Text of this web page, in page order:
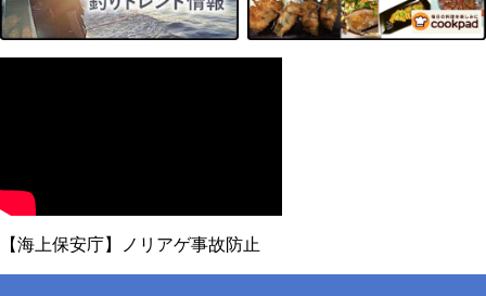
【海上保安庁】ノリアゲ事故防止